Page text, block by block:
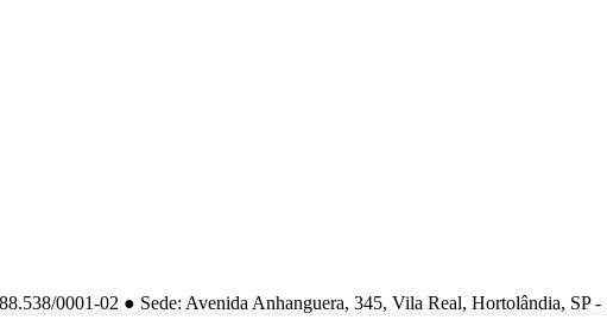
0001-02 ● Sede: Avenida Anhanguera, 345, Vila Real, Hortolândia, SP -